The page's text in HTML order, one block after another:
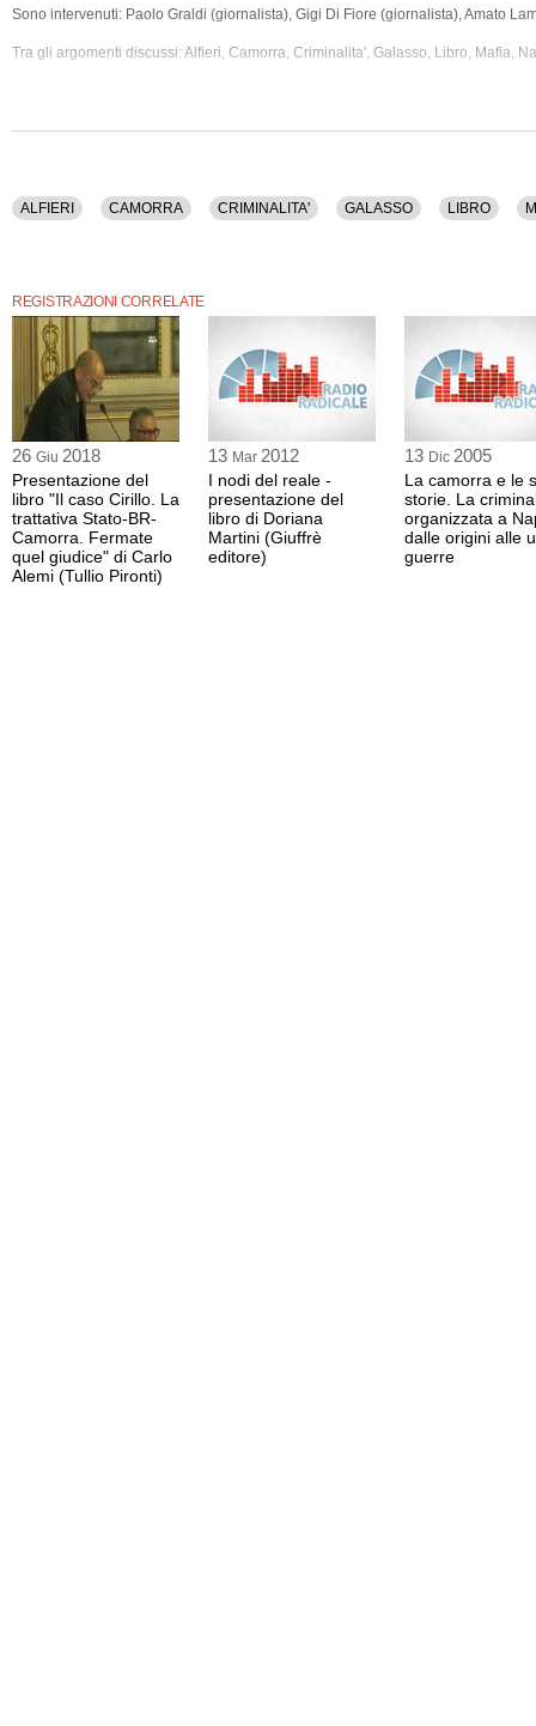
Sono intervenuti: Paolo Graldi (giornalista), Gigi Di Fiore (giornalista), Amato
Tra gli argomenti discussi: Alfieri, Camorra, Criminalita', Galasso, Libro, Mafia,
ALFIERI CAMORRA CRIMINALITA' GALASSO LIBRO
REGISTRAZIONI CORRELATE
26 Giu 2018
Presentazione del
libro "Il caso Cirillo. La
trattativa Stato-BR-
Camorra. Fermate
quel giudice" di Carlo
Alemi (Tullio Pironti)
13 Mar 2012
I nodi del reale -
presentazione del
libro di Doriana
Martini (Giuffrè
editore)
13 Dic 2005
La camorra e le
storie. La
organizzata a
dalle origini alle
guerre